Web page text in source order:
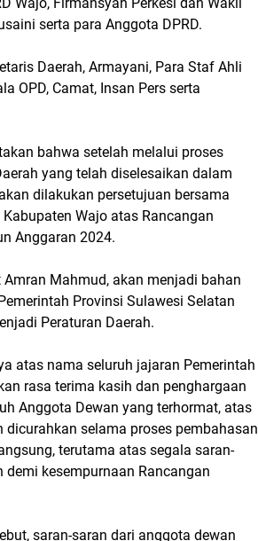
serta para Anggota DPRD.
Daerah, Armayani, Para Staf Ahli
OPD, Camat, Insan Pers serta
bahwa setelah melalui proses
yang telah diselesaikan dalam
dilakukan persetujuan bersama
Wajo atas Rancangan
Anggaran 2024.
Mahmud, akan menjadi bahan
Provinsi Sulawesi Selatan
Peraturan Daerah.
atas nama seluruh jajaran Pemerintah
rasa terima kasih dan penghargaan
Anggota Dewan yang terhormat, atas
selama proses pembahasan
terutama atas segala saran-
kesempurnaan Rancangan
saran-saran dari anggota dewan